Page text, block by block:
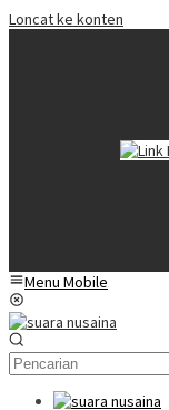
Loncat ke konten
Menu Mobile